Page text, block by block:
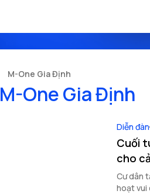
M-One Gia Định
M-One Gia Định
Diễn đàn
Cuối
cho
Cư dân
hoạt vui